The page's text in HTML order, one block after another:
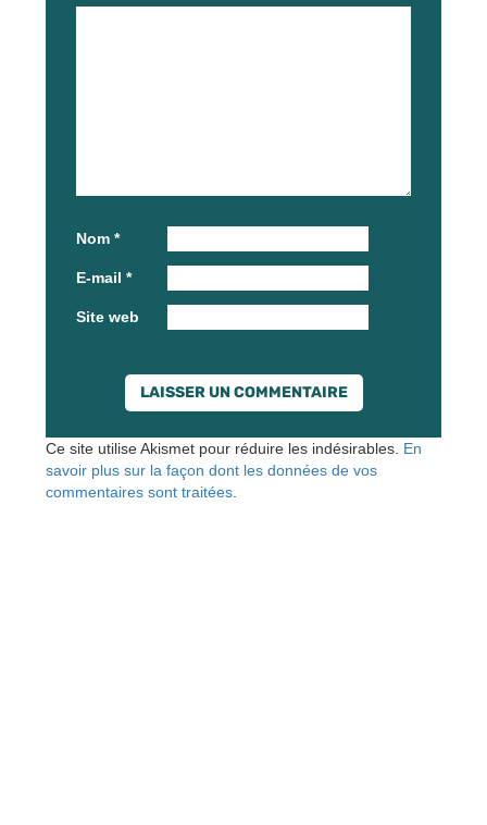
Nom *
E-mail *
Site web
Ce site utilise Akismet pour réduire les indésirables. En
savoir plus sur la façon dont les données de vos
commentaires sont traitées